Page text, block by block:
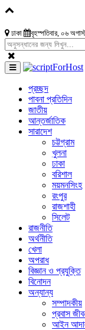
ঢাকা বৃহস্পতিবার, ০৬
প্রচ্ছদ
পাবনা প্রতিদিন
জাতীয়
আন্তর্জাতিক
সারাদেশ
চট্টগ্রাম
খুলনা
ঢাকা
বরিশাল
ময়মনসিংহ
রংপুর
রাজশাহী
সিলেট
রাজনীতি
অর্থনীতি
খেলা
অপরাধ
বিজ্ঞান ও প্রযুক্তি
বিনোদন
অন্যান্য
সম্পাদকীয়
প্রবাস
আইন